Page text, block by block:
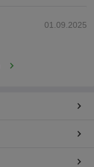
01.09.2025